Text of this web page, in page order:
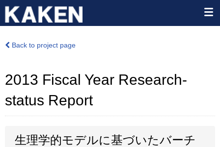
Back to project page
2013 Fiscal Year Research-
status Report
生理学的モデルに基づいたバーチ